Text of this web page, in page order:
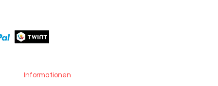
Informationen